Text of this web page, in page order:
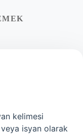
kelimesi
veya isyan olarak